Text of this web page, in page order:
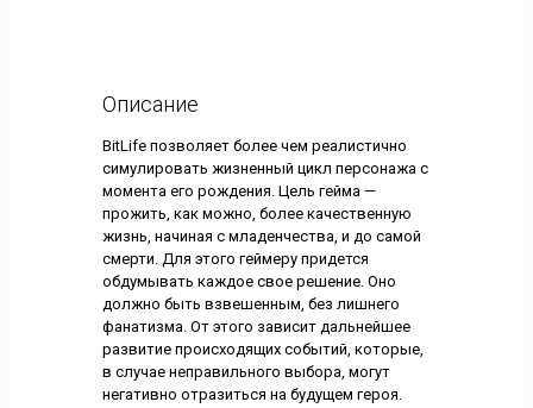
Описание
BitLife позволяет более чем реалистично
симулировать жизненный цикл персонажа с
момента его рождения. Цель гейма —
прожить, как можно, более качественную
жизнь, начиная с младенчества, и до самой
смерти. Для этого геймеру придется
обдумывать каждое свое решение. Оно
должно быть взвешенным, без лишнего
фанатизма. От этого зависит дальнейшее
развитие происходящих событий, которые,
в случае неправильного выбора, могут
негативно отразиться на будущем героя.